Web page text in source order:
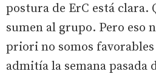
postura de ErC está clara.
sumen al grupo. Pero eso
priori no somos
admitía la semana pasada